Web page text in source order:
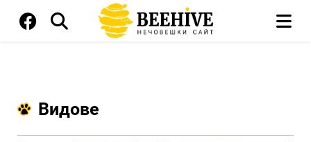
Видове